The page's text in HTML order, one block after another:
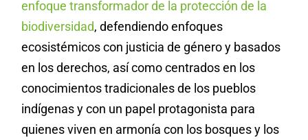
enfoque transformador de la protección de la
biodiversidad, defendiendo enfoques
ecosistémicos con justicia de género y basados
en los derechos, así como centrados en los
conocimientos tradicionales de los pueblos
indígenas y con un papel protagonista para
quienes viven en armonía con los bosques y los